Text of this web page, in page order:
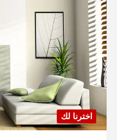
اخترنا لك